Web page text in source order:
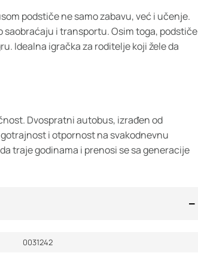
podstiče ne samo zabavu, već i učenje.
saobraćaju i transportu. Osim toga, podstiče
Idealna igračka za roditelje koji žele da
Dvospratni autobus, izrađen od
i otpornost na svakodnevnu
traje godinama i prenosi se sa generacije
0031242